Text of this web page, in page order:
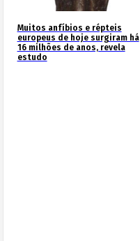
Muitos anfíbios e répteis
europeus de hoje surgiram há
16 milhões de anos, revela
estudo